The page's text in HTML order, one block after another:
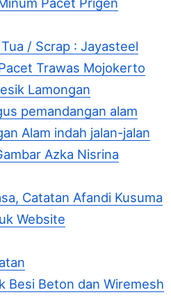
/ Scrap : Jayasteel
Trawas Mojokerto
Lamongan
pemandangan alam
Alam indah jalan-jalan
Azka Nisrina
Catatan Afandi Kusuma
Website
Besi Beton dan Wiremesh